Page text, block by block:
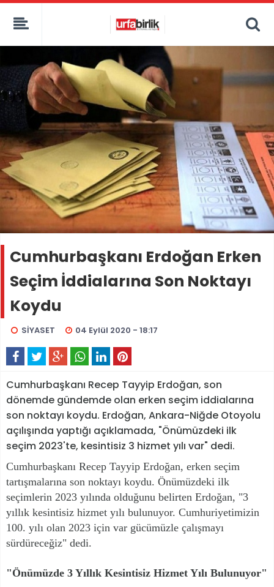
Cumhurbaşkanı Erdoğan Erken
Seçim İddialarına Son Noktayı
Koydu
SİYASET 04 Eylül 2020 - 18:17
Cumhurbaşkanı Recep Tayyip Erdoğan, son
dönemde gündemde olan erken seçim iddialarına
son noktayı koydu. Erdoğan, Ankara-Niğde Otoyolu
açılışında yaptığı açıklamada, "Önümüzdeki ilk
seçim 2023'te, kesintisiz 3 hizmet yılı var" dedi.
Cumhurbaşkanı Recep Tayyip Erdoğan, erken seçim
tartışmalarına son noktayı koydu. Önümüzdeki ilk
seçimlerin 2023 yılında olduğunu belirten Erdoğan, "3
yıllık kesintisiz hizmet yılı bulunuyor. Cumhuriyetimizin
100. yılı olan 2023 için var gücümüzle çalışmayı
sürdüreceğiz" dedi.
"Önümüzde 3 Yıllık Kesintisiz Hizmet Yılı Bulunuyor"